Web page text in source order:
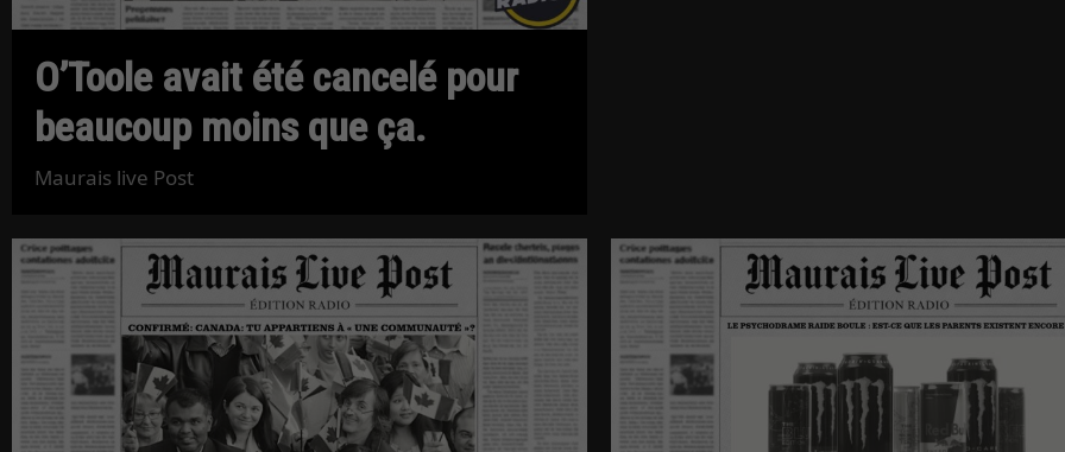
O’Toole avait été cancelé pour
beaucoup moins que ça.
Maurais live Post